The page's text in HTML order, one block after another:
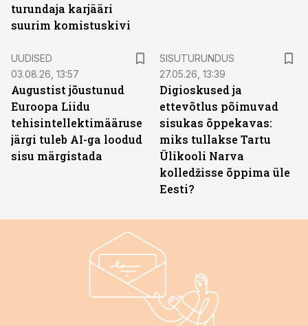
turundaja karjääri
suurim komistuskivi
UUDISED
03.08.26, 13:57
Augustist jõustunud
Euroopa Liidu
tehisintellektimääruse
järgi tuleb AI-ga loodud
sisu märgistada
SISUTURUNDUS
27.05.26, 13:39
Digioskused ja
ettevõtlus põimuvad
sisukas õppekavas:
miks tullakse Tartu
Ülikooli Narva
kolledžisse õppima üle
Eesti?